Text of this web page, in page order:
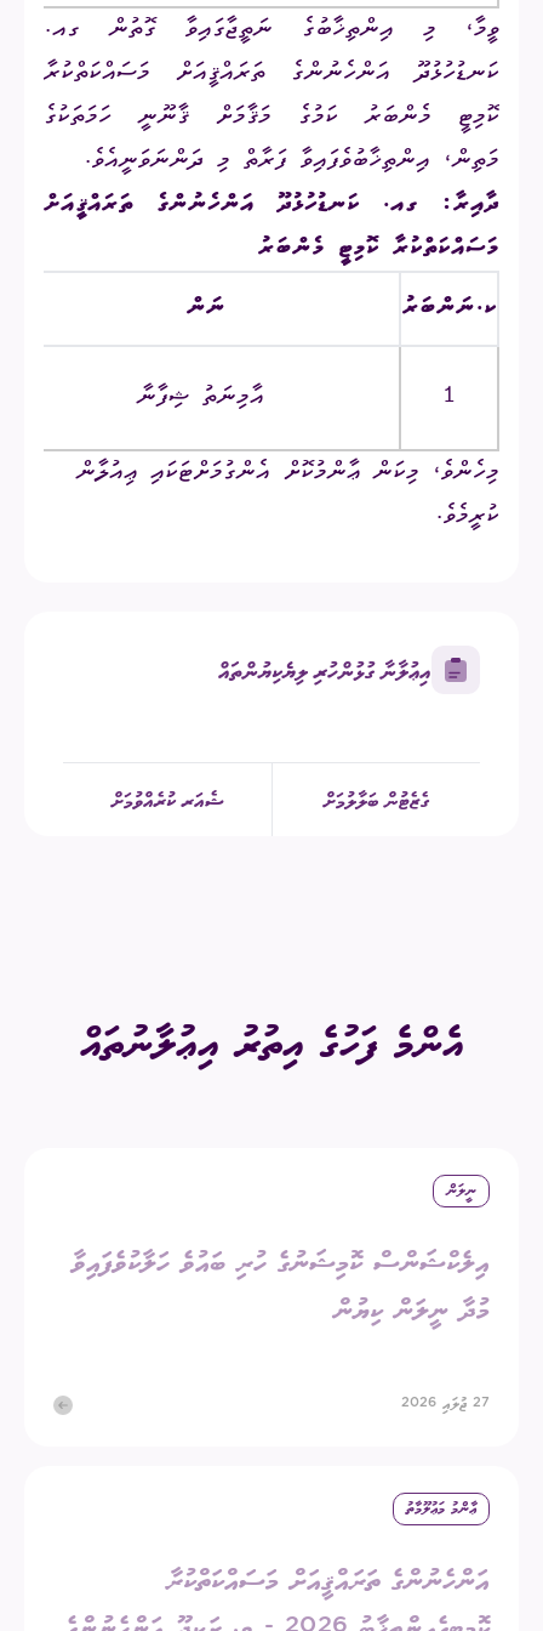
ވީމާ، މި އިންތިޚާބުގެ ނަތީޖާގައިވާ ގޮތުން ގއ.
ކަނޑުހުޅުދޫ އަންހެނުންގެ ތަރައްޤީއަށް މަސައްކަތްކުރާ
ކޮމިޓީ މެންބަރު ކަމުގެ މަޤާމަށް ޤާނޫނީ ހަމަތަކުގެ
މަތިން، އިންތިޚާބުވެފައިވާ ފަރާތް މި ދަންނަވަނީއެވެ.
ދާއިރާ: ގއ. ކަނޑުހުޅުދޫ އަންހެނުންގެ ތަރައްޤީއަށް
މަސައްކަތްކުރާ ކޮމިޓީ މެންބަރު
ކ.ނަންބަރު
ނަން
1 އާމިނަތު ޝިފާނާ
މިހެންވެ، މިކަން ޢާންމުކޮށް އެންގުމަށްޓަކައި ޢިއުލާން
ކުރީމެވެ.
އިޢުލާނާ ގުޅުންހުރި ލިޔެކިޔުންތައް
ގެޒެޓުން ބަލާލުމަށް ޝެއަރ ކުރެއްވުމަށް
އެންމެ ފަހުގެ އިތުރު އިޢުލާނުތައް
ނީލަން
އިލެކްޝަންސް ކޮމިޝަނުގެ ހުރި ބައުވެ ހަލާކުވެފައިވާ
މުދާ ނީލަން ކިޔުން
27 ޖުލައި 2026
ޢާންމު މަޢުލޫމާތު
އަންހެނުންގެ ތަރައްޤީއަށް މަސައްކަތްކުރާ